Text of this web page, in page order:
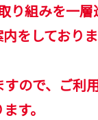
り組みを一
をしておりま
ので、ご利用
す。